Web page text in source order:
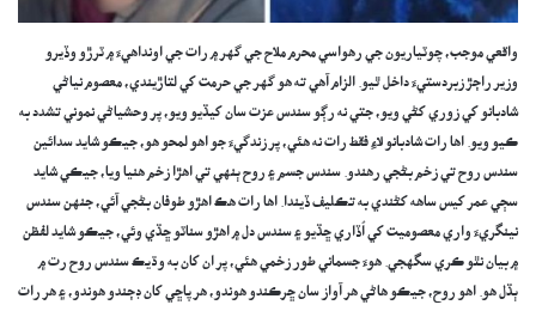
واقعي موجب، چوٽياريون جي رهواسي محرم ملاح جي گهر ۾ رات جي اونداهيءَ ۾ ٽرڙو وڏيرو
وزير راڄڙ زبردستيءَ داخل ٿيو. الزام آهي ته هو گهر جي حرمت کي لتاڙيندي، معصوم نياڻي
شادبانو کي زوري کڻي ويو، جتي نه رڳو سندس عزت سان کيڏيو ويو، پر وحشياڻي نموني تشدد به
ڪيو ويو. اها رات شادبانو لاءِ فقط رات نه هئي، پر زندگيءَ جو اهو لمحو هو، جيڪو شايد سدائين
سندس روح تي زخم بڻجي رهندو. سندس جسم ۽ روح ٻنهي تي اهڙا زخم هنيا ويا، جيڪي شايد
سڄي عمر کيس ساهه کڻندي به تڪليف ڏيندا. اها رات هڪ اهڙو طوفان بڻجي آئي، جنهن سندس
نينگريءَ واري معصوميت کي اُڏاري ڇڏيو ۽ سندس دل ۾ اهڙو سناٽو ڇڏي وئي، جيڪو شايد لفظن
۾ بيان نٿو ڪري سگهجي. هوءَ جسماني طور زخمي هئي، پر ان کان به وڌيڪ سندس روح رت ۾
ٻڏل هو. اهو روح، جيڪو هاڻي هر آواز سان ڇرڪندو هوندو، هر پاڇي کان ڊڄندو هوندو، ۽ هر رات